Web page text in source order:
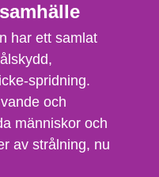
har ett samlat
spridning.
och
människor och
av strålning, nu